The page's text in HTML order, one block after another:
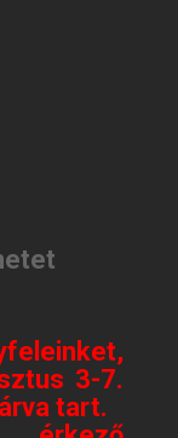
3-7.
tart.